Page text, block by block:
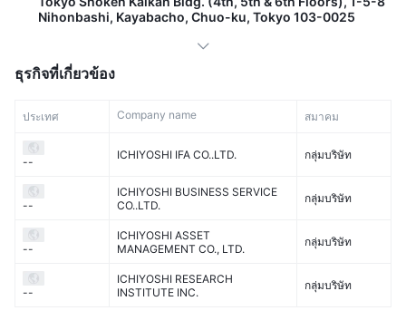
Nihonbashi, Kayabacho, Chuo-ku, Tokyo 103-0025
ธุรกิจที่เกี่ยวข้อง
ประเทศ Company name สมาคม
--
ICHIYOSHI IFA CO..LTD. กลุ่มบริษัท
--
ICHIYOSHI BUSINESS SERVICE
CO..LTD.
กลุ่มบริษัท
--
ICHIYOSHI ASSET
MANAGEMENT CO., LTD.
กลุ่มบริษัท
--
ICHIYOSHI RESEARCH
INSTITUTE INC.
กลุ่มบริษัท